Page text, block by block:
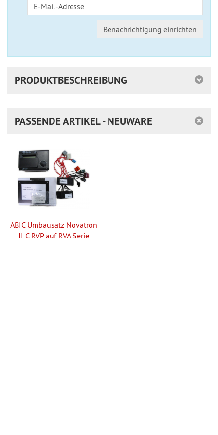
Benachrichtigung einrichten
PRODUKTBESCHREIBUNG
PASSENDE ARTIKEL - NEUWARE
ABIC Umbausatz Novatron
II C RVP auf RVA Serie